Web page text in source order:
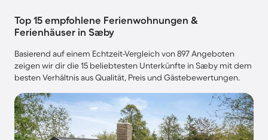
Top 15 empfohlene Ferienwohnungen &
Ferienhäuser in Sæby
Basierend auf einem Echtzeit-Vergleich von 897 Angeboten
zeigen wir dir die 15 beliebtesten Unterkünfte in Sæby mit dem
besten Verhältnis aus Qualität, Preis und Gästebewertungen.